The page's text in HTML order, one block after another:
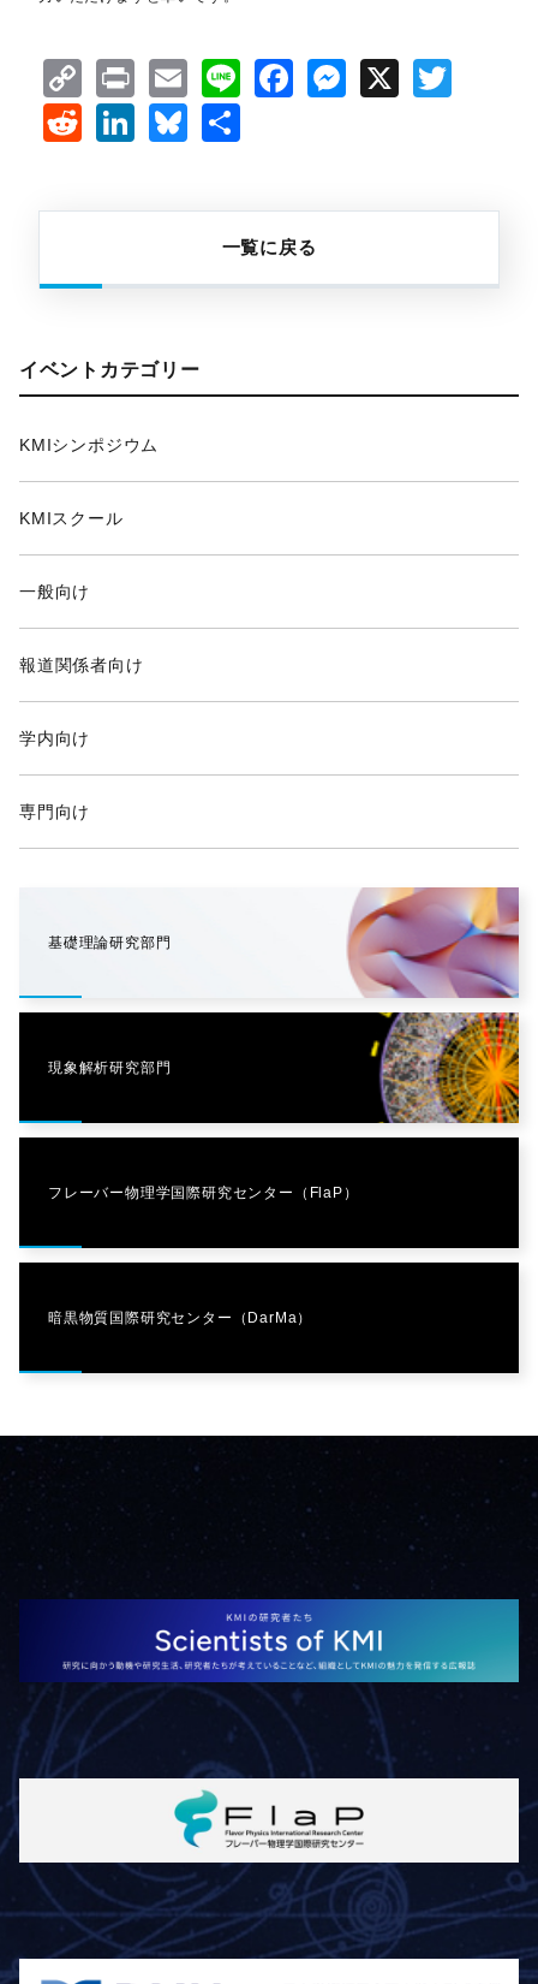
Copy
Link
PrintEmailLineFacebook
X
RedditLinkedIn
Bluesky
一覧に戻る
イベントカテゴリー
KMIシンポジウム
KMIスクール
一般向け
報道関係者向け
学内向け
専門向け
基礎理論研究部門
現象解析研究部門
フレーバー物理学国際研究センター（FlaP）
暗黒物質国際研究センター（DarMa）